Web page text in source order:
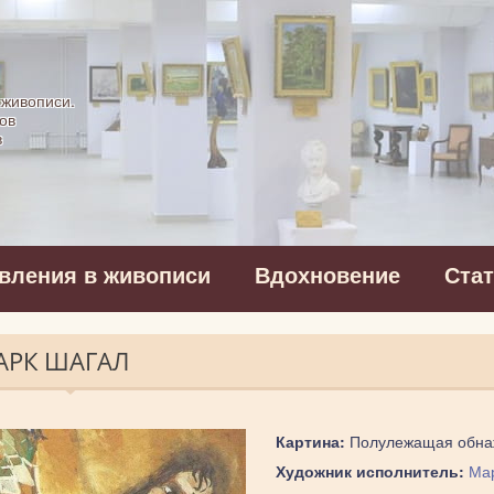
галерея
в живописи Вдохновение
ШАГАЛ
Картина: Полулежащая
Художник исполнитель: